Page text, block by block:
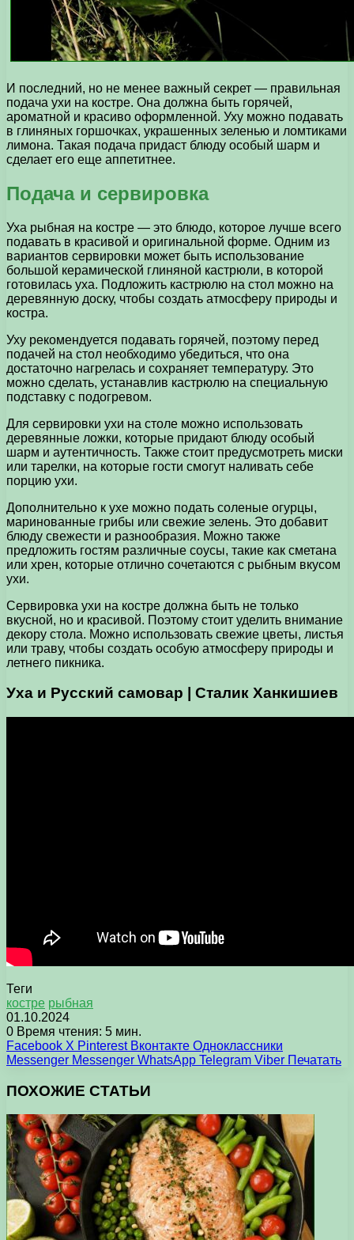
И последний, но не менее важный секрет — правильная
подача ухи на костре. Она должна быть горячей,
ароматной и красиво оформленной. Уху можно подавать
в глиняных горшочках, украшенных зеленью и ломтиками
лимона. Такая подача придаст блюду особый шарм и
сделает его еще аппетитнее.
Подача и сервировка
Уха рыбная на костре — это блюдо, которое лучше всего
подавать в красивой и оригинальной форме. Одним из
вариантов сервировки может быть использование
большой керамической глиняной кастрюли, в которой
готовилась уха. Подложить кастрюлю на стол можно на
деревянную доску, чтобы создать атмосферу природы и
костра.
Уху рекомендуется подавать горячей, поэтому перед
подачей на стол необходимо убедиться, что она
достаточно нагрелась и сохраняет температуру. Это
можно сделать, устанавлив кастрюлю на специальную
подставку с подогревом.
Для сервировки ухи на столе можно использовать
деревянные ложки, которые придают блюду особый
шарм и аутентичность. Также стоит предусмотреть миски
или тарелки, на которые гости смогут наливать себе
порцию ухи.
Дополнительно к ухе можно подать соленые огурцы,
маринованные грибы или свежие зелень. Это добавит
блюду свежести и разнообразия. Можно также
предложить гостям различные соусы, такие как сметана
или хрен, которые отлично сочетаются с рыбным вкусом
ухи.
Сервировка ухи на костре должна быть не только
вкусной, но и красивой. Поэтому стоит уделить внимание
декору стола. Можно использовать свежие цветы, листья
или траву, чтобы создать особую атмосферу природы и
летнего пикника.
Уха и Русский самовар | Сталик Ханкишиев
Теги
костре рыбная
01.10.2024
0 Время чтения: 5 мин.
Facebook X Pinterest Вконтакте Одноклассники
Messenger Messenger WhatsApp Telegram Viber Печатать
ПОХОЖИЕ СТАТЬИ